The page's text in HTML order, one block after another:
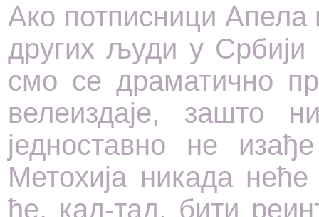
Ако потписници Апела
других људи у Србији
смо се драматично
велеиздаје, зашто
једноставно не
Метохија никада
ће, кад-тад, бити